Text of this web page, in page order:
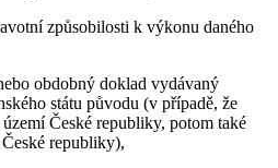
způsobilosti k výkonu daného
obdobný doklad vydávaný
státu původu (v případě, že
České republiky, potom také
republiky),